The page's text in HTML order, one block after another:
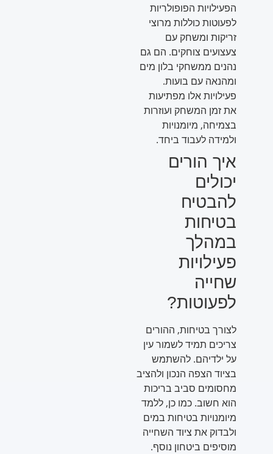
הפעילויות הפופולריות
לפעוטות כוללות מרוצי
זריקות ומשחק עם
צעצועים צוחקים. הם גם
נהנים ממשחקי בלון מים
ומהנאה עם בועות.
פעילויות אלו מפתיעות
את זמן המשחק ועוזרות
בצמיחה, מיומנויות
ולמידה לעבוד ביחד.
איך הורים
יכולים
להבטיח
בטיחות
במהלך
פעילויות
שחייה
לפעוטות?
לצורך בטיחות, ההורים
צריכים תמיד לשמור עין
על ילדיהם. להשתמש
בציוד הצפה הנכון ולהציב
מחסומים סביב בריכות
הוא חשוב. כמו כן, ללמד
מיומנויות בטיחות במים
ולבדוק את ציוד השחייה
מוסיפים ביטחון נוסף.